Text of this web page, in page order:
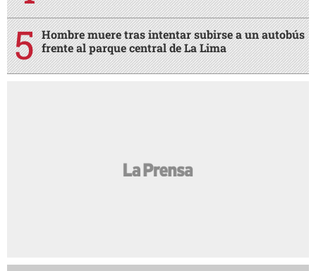
Hombre muere tras intentar subirse a un autobús
frente al parque central de La Lima